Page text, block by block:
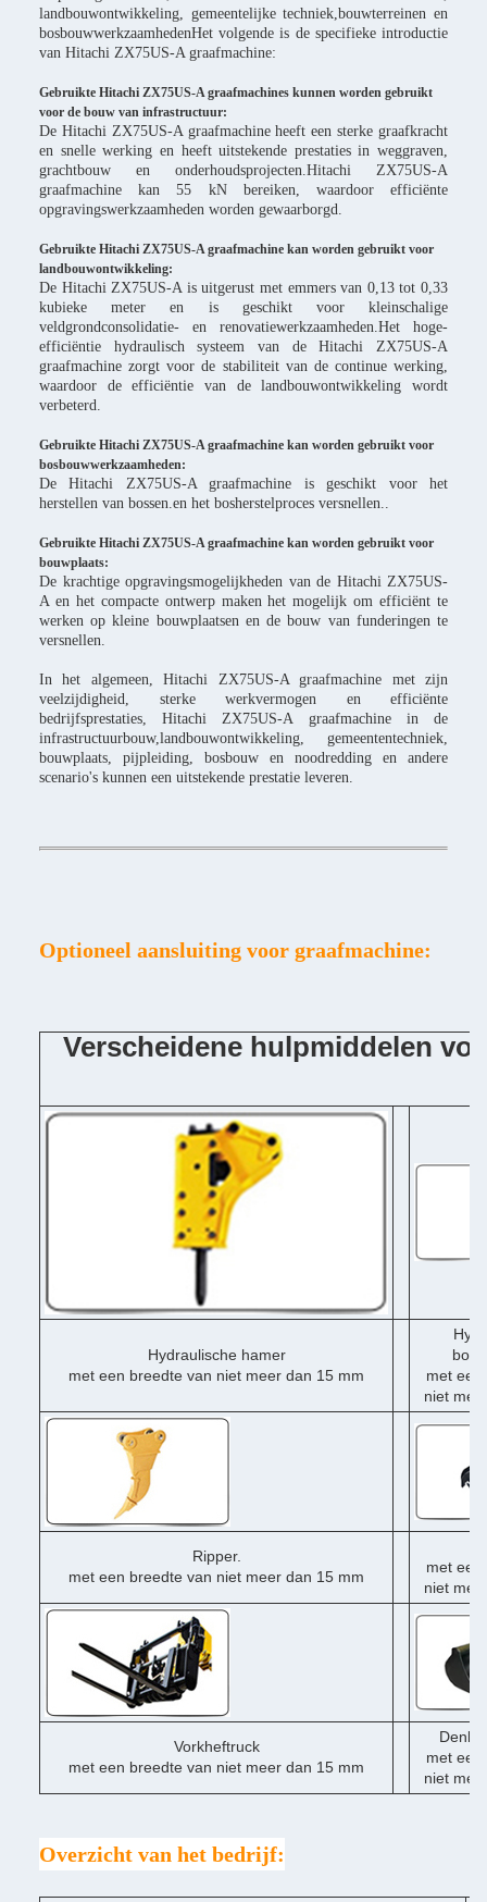
landbouwontwikkeling, gemeentelijke techniek,bouwterreinen en
bosbouwwerkzaamhedenHet volgende is de specifieke introductie
van Hitachi ZX75US-A graafmachine:
Gebruikte Hitachi ZX75US-A graafmachines kunnen worden gebruikt
voor de bouw van infrastructuur:
De Hitachi ZX75US-A graafmachine heeft een sterke graafkracht
en snelle werking en heeft uitstekende prestaties in weggraven,
grachtbouw en onderhoudsprojecten.Hitachi ZX75US-A
graafmachine kan 55 kN bereiken, waardoor efficiënte
opgravingswerkzaamheden worden gewaarborgd.
Gebruikte Hitachi ZX75US-A graafmachine kan worden gebruikt voor
landbouwontwikkeling:
De Hitachi ZX75US-A is uitgerust met emmers van 0,13 tot 0,33
kubieke meter en is geschikt voor kleinschalige
veldgrondconsolidatie- en renovatiewerkzaamheden.Het hoge-
efficiëntie hydraulisch systeem van de Hitachi ZX75US-A
graafmachine zorgt voor de stabiliteit van de continue werking,
waardoor de efficiëntie van de landbouwontwikkeling wordt
verbeterd.
Gebruikte Hitachi ZX75US-A graafmachine kan worden gebruikt voor
bosbouwwerkzaamheden:
De Hitachi ZX75US-A graafmachine is geschikt voor het
herstellen van bossen.en het bosherstelproces versnellen..
Gebruikte Hitachi ZX75US-A graafmachine kan worden gebruikt voor
bouwplaats:
De krachtige opgravingsmogelijkheden van de Hitachi ZX75US-
A en het compacte ontwerp maken het mogelijk om efficiënt te
werken op kleine bouwplaatsen en de bouw van funderingen te
versnellen.
In het algemeen, Hitachi ZX75US-A graafmachine met zijn
veelzijdigheid, sterke werkvermogen en efficiënte
bedrijfsprestaties, Hitachi ZX75US-A graafmachine in de
infrastructuurbouw,landbouwontwikkeling, gemeententechniek,
bouwplaats, pijpleiding, bosbouw en noodredding en andere
scenario's kunnen een uitstekende prestatie leveren.
Optioneel aansluiting voor graafmachine:
Verscheidene hulpmiddelen
Hydraulische hamer
met een breedte van niet meer dan 15 mm
met een
niet
Ripper.
met een breedte van niet meer dan 15 mm
met een
niet
Vorkheftruck
met een breedte van niet meer dan 15 mm
met een
niet
Overzicht van het bedrijf: